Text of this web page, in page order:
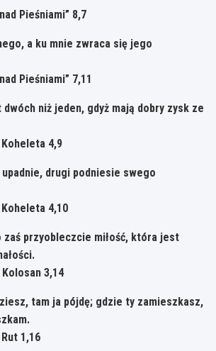
Pieśniami” 8,7
a ku mnie zwraca się jego
Pieśniami” 7,11
niż jeden, gdyż mają dobry zysk ze
4,9
drugi podniesie swego
4,10
zaś przyobleczcie miłość, która jest
3,14
tam ja pójdę; gdzie ty zamieszkasz,
1,16